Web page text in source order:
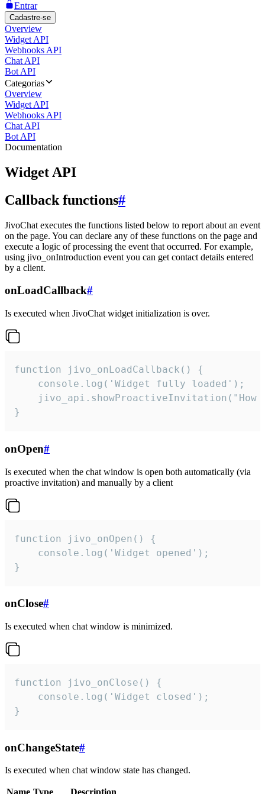
Entrar
Cadastre-se
Overview
Widget API
Webhooks API
Chat API
Bot API
Categorias
Overview
Widget API
Webhooks API
Chat API
Bot API
Documentation
Widget API
Callback functions#
JivoChat executes the functions listed below to report about an event
on the page. You can declare any of these functions on the page and
execute a logic of processing the event that occurred. For example,
using jivo_onIntroduction event you can get contact details entered
by a client.
onLoadCallback#
Is executed when JivoChat widget initialization is over.
function jivo_onLoadCallback() {
    console.log('Widget fully loaded');
jivo_api.showProactiveInvitation("How
}
onOpen#
Is executed when the chat window is open both automatically (via
proactive invitation) and manually by a client
function jivo_onOpen() {
    console.log('Widget opened');
}
onClose#
Is executed when chat window is minimized.
function jivo_onClose() {
    console.log('Widget closed');
}
onChangeState#
Is executed when chat window state has changed.